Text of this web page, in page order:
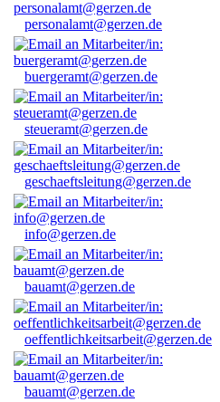
personalamt@gerzen.de
buergeramt@gerzen.de
steueramt@gerzen.de
geschaeftsleitung@gerzen.de
info@gerzen.de
bauamt@gerzen.de
oeffentlichkeitsarbeit@gerzen.de
bauamt@gerzen.de